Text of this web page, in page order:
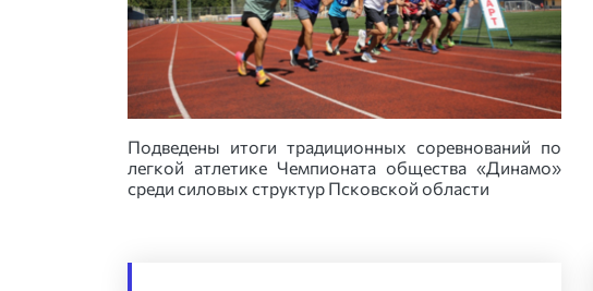
Подведены итоги традиционных соревнований по
легкой атлетике Чемпионата общества «Динамо»
среди силовых структур Псковской области